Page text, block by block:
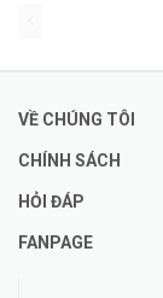
VỀ CHÚNG TÔI
CHÍNH SÁCH
HỎI ĐÁP
FANPAGE